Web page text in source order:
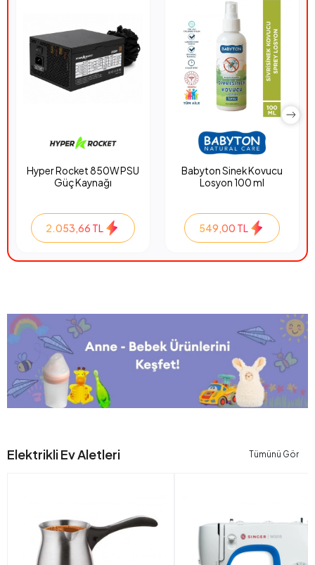
Hyper Rocket 850W PSU
Güç Kaynağı
2.053,66 TL
Babyton Sinek Kovucu
Losyon 100 ml
549,00 TL
Elektrikli Ev Aletleri Tümünü Gör